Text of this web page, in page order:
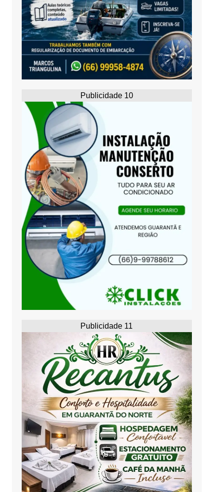
Publicidade 10
Publicidade 11